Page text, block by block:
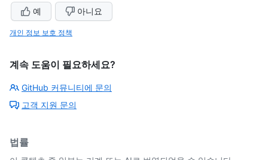
예 아니요
개인 정보 보호 정책
계속 도움이 필요하세요?
GitHub 커뮤니티에 문의
고객 지원 문의
법률